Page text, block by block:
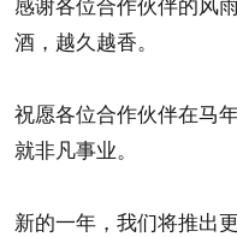
酒，越久越香。
祝愿各位合作伙伴在马
就非凡事业。
新的一年，我们将推出